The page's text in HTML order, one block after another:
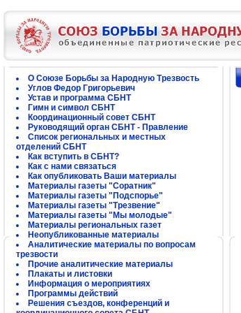
О Союзе Борьбы за Народную Трезвость
Углов Федор Григорьевич
Устав и программа СБНТ
Гимн и символ СБНТ
Координационный совет СБНТ
Руководящий орган СБНТ - Правление
Список региональных и местных
отделений СБНТ
Как вступить в СБНТ?
Как с нами связаться
Как опубликовать Ваши материалы
Материалы газеты "Соратник"
Материалы газеты "Подспорье"
Материалы газеты "Трезвение"
Материалы газеты "Мы молодые"
Материалы региональных газет
Неопубликованные материалы
Аналитические материалы по вопросам
трезвости
Прочие аналитические материалы
Плакаты и листовки
Информация о мероприятиях
Программы действий
Решения съездов, конференций и